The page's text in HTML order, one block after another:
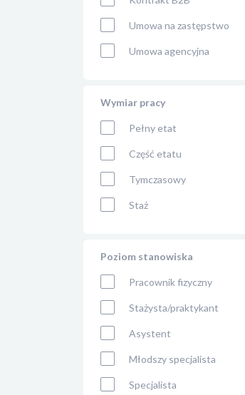
Umowa na zastępstwo
Umowa agencyjna
Wymiar pracy
Pełny etat
Część etatu
Tymczasowy
Staż
Poziom stanowiska
Pracownik fizyczny
Stażysta/praktykant
Asystent
Młodszy specjalista
Specjalista